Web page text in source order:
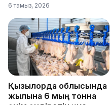
6 тамыз, 2026
Қызылорда облысында
жылына 6 мың тонна